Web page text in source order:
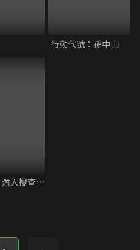
行動代號：孫中山
臥底型警 潛入搜查官REIJI